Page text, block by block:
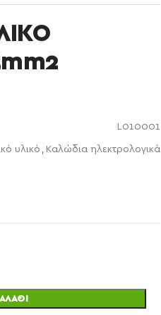
L010001
υλικό , Καλώδια ηλεκτρολογικά